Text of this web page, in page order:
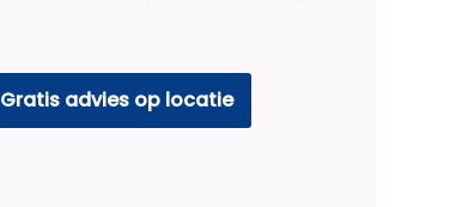
Gratis advies op locatie